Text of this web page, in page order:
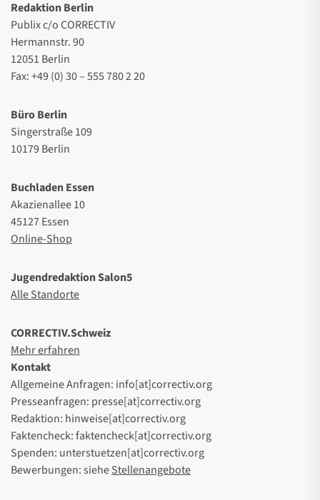
Redaktion Berlin
Publix c/o CORRECTIV
Hermannstr. 90
12051 Berlin
Fax: +49 (0) 30 – 555 780 2 20
Büro Berlin
Singerstraße 109
10179 Berlin
Buchladen Essen
Akazienallee 10
45127 Essen
Online-Shop
Jugendredaktion Salon5
Alle Standorte
CORRECTIV.Schweiz
Mehr erfahren
Kontakt
Allgemeine Anfragen: info[at]correctiv.org
Presseanfragen: presse[at]correctiv.org
Redaktion: hinweise[at]correctiv.org
Faktencheck: faktencheck[at]correctiv.org
Spenden: unterstuetzen[at]correctiv.org
Bewerbungen: sieheStellenangebote